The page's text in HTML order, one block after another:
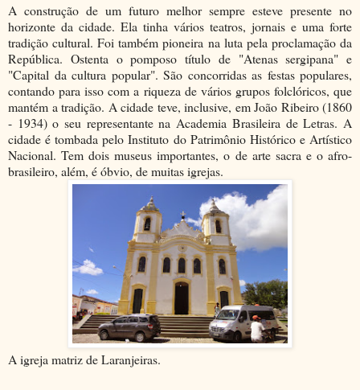
A construção de um futuro melhor sempre esteve presente no
horizonte da cidade. Ela tinha vários teatros, jornais e uma forte
tradição cultural. Foi também pioneira na luta pela proclamação da
República. Ostenta o pomposo título de "Atenas sergipana" e
"Capital da cultura popular". São concorridas as festas populares,
contando para isso com a riqueza de vários grupos folclóricos, que
mantém a tradição. A cidade teve, inclusive, em João Ribeiro (1860
- 1934) o seu representante na Academia Brasileira de Letras. A
cidade é tombada pelo Instituto do Patrimônio Histórico e Artístico
Nacional. Tem dois museus importantes, o de arte sacra e o afro-
brasileiro, além, é óbvio, de muitas igrejas.
A igreja matriz de Laranjeiras.